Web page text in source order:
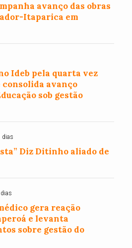
avanço das obras
Itaparica em
Ideb pela quarta vez
avanço
sob gestão
dias
Diz Ditinho aliado de
gera reação
e levanta
sobre gestão do